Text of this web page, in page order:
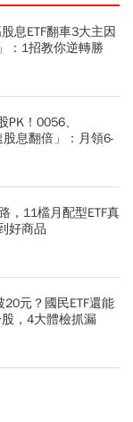
息ETF翻車3大主因
：1招教你逆轉勝
PK！0056、
息翻倍」：月領6-
，11檔月配型ETF真
好商品
元？國民ETF還能
，4大體檢抓漏